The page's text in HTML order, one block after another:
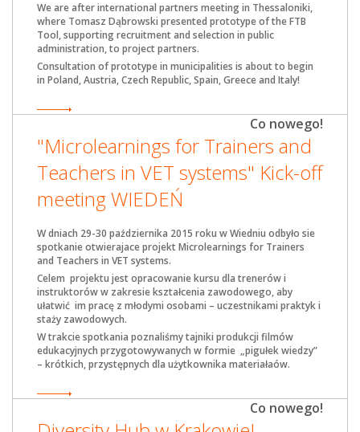
We are after international partners meeting in Thessaloniki,
where Tomasz Dąbrowski presented prototype of the FTB
Tool, supporting recruitment and selection in public
administration, to project partners.
Consultation of prototype in municipalities is about to begin
in Poland, Austria, Czech Republic, Spain, Greece and Italy!
Co nowego!
"Microlearnings for Trainers and
Teachers in VET systems" Kick-off
meeting WIEDEŃ
W dniach 29-30 października 2015 roku w Wiedniu odbyło sie
spotkanie otwierajace projektMicrolearnings for Trainers
and Teachers in VET systems.
Celem projektu jest opracowanie kursu dla trenerów i
instruktorów w zakresie kształcenia zawodowego, aby
ułatwić im pracę z młodymi osobami – uczestnikami praktyk i
staży zawodowych.
W trakcie spotkania poznaliśmy tajniki produkcji filmów
edukacyjnych przygotowywanych w formie „pigułek wiedzy”
– krótkich, przystępnych dla użytkownika materiałaów.
Co nowego!